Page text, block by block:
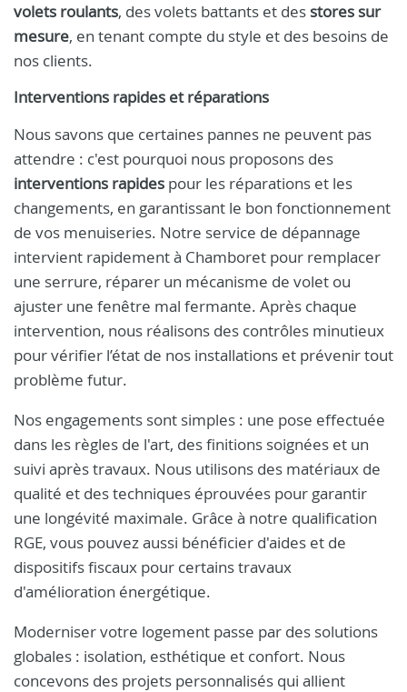
volets roulants, des volets battants et des stores sur
mesure, en tenant compte du style et des besoins de
nos clients.
Interventions rapides et réparations
Nous savons que certaines pannes ne peuvent pas
attendre : c'est pourquoi nous proposons des
interventions rapides pour les réparations et les
changements, en garantissant le bon fonctionnement
de vos menuiseries. Notre service de dépannage
intervient rapidement à Chamboret pour remplacer
une serrure, réparer un mécanisme de volet ou
ajuster une fenêtre mal fermante. Après chaque
intervention, nous réalisons des contrôles minutieux
pour vérifier l’état de nos installations et prévenir tout
problème futur.
Nos engagements sont simples : une pose effectuée
dans les règles de l'art, des finitions soignées et un
suivi après travaux. Nous utilisons des matériaux de
qualité et des techniques éprouvées pour garantir
une longévité maximale. Grâce à notre qualification
RGE, vous pouvez aussi bénéficier d'aides et de
dispositifs fiscaux pour certains travaux
d'amélioration énergétique.
Moderniser votre logement passe par des solutions
globales : isolation, esthétique et confort. Nous
concevons des projets personnalisés qui allient